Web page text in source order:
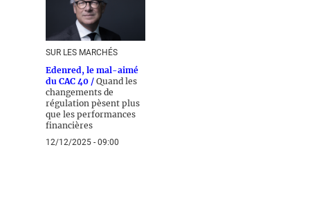
SUR LES MARCHÉS
Edenred, le mal-aimé
du CAC 40 / Quand les
changements de
régulation pèsent plus
que les performances
financières
12/12/2025 - 09:00